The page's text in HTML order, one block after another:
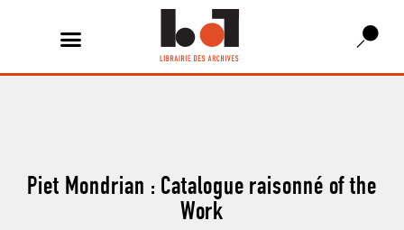
Piet Mondrian : Catalogue raisonné of the
Work